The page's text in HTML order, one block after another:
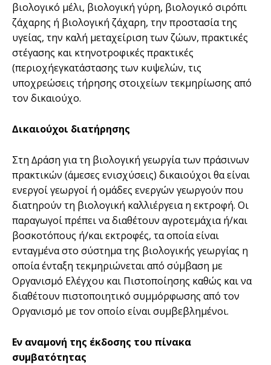
βιολογικό µέλι, βιολογική γύρη, βιολογικό σιρόπι
ζάχαρης ή βιολογική ζάχαρη, την προστασία της
υγείας, την καλή µεταχείριση των ζώων, πρακτικές
στέγασης και κτηνοτροφικές πρακτικές
(περιοχήεγκατάστασης των κυψελών, τις
υποχρεώσεις τήρησης στοιχείων τεκµηρίωσης από
τον δικαιούχο.
∆ικαιούχοι διατήρησης
Στη ∆ράση για τη βιολογική γεωργία των πράσινων
πρακτικών (άµεσες ενισχύσεις) δικαιούχοι θα είναι
ενεργοί γεωργοί ή οµάδες ενεργών γεωργούν που
διατηρούν τη βιολογική καλλιέργεια η εκτροφή. Οι
παραγωγοί πρέπει να διαθέτουν αγροτεµάχια ή/και
βοσκοτόπους ή/και εκτροφές, τα οποία είναι
ενταγµένα στο σύστηµα της βιολογικής γεωργίας η
οποία ένταξη τεκµηριώνεται από σύµβαση µε
Οργανισµό Ελέγχου και Πιστοποίησης καθώς και να
διαθέτουν πιστοποιητικό συµµόρφωσης από τον
Οργανισµό µε τον οποίο είναι συµβεβληµένοι.
Εν αναµονή της έκδοσης του πίνακα
συµβατότητας